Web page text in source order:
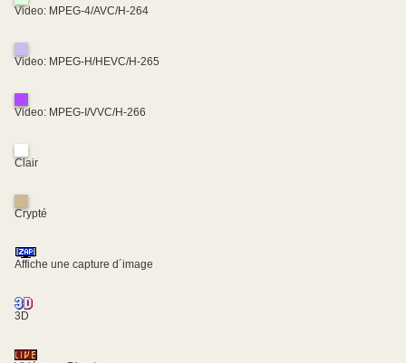
Video: MPEG-4/AVC/H-264
Video: MPEG-H/HEVC/H-265
Video: MPEG-I/VVC/H-266
Clair
Crypté
Affiche une capture d´image
3D